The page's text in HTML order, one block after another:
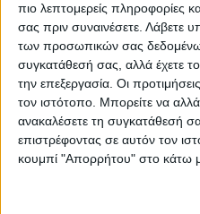
πιο λεπτομερείς πληροφορίες
σας πριν συναινέσετε. Λάβετε
των προσωπικών σας
συγκατάθεσή σας, αλλά έχετε
την επεξεργασία. Οι
τον ιστότοπο. Μπορείτε να
ανακαλέσετε τη συγκατάθεσή
επιστρέφοντας σε αυτόν τον
κουμπί "Απορρήτου" στο κάτω
απαντήσεις και σχόλια»
που τους αποτρέπουν
κλάδο απόλυτα
Στο
ενισχυθεί με
προσδώσει
ανάπτυξης